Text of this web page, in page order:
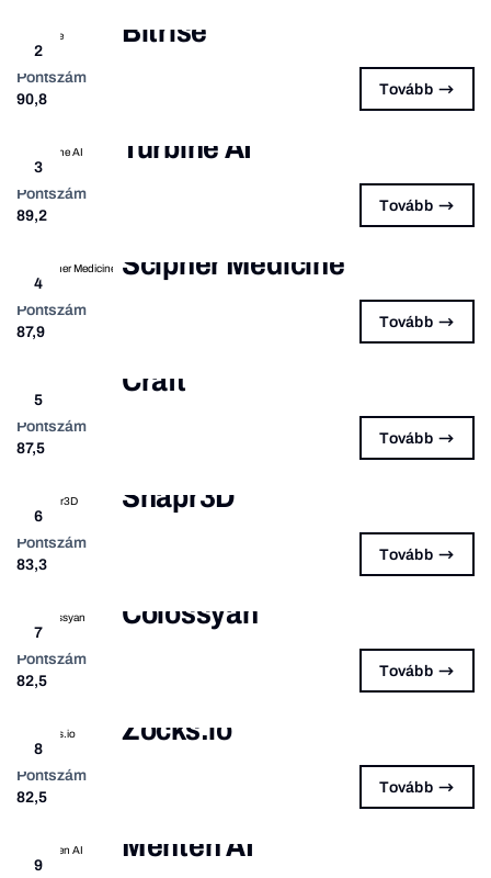
2
Bitrise
Pontszám
90,8
Tovább
3
Turbine AI
Pontszám
89,2
Tovább
4
Scipher Medicine
Pontszám
87,9
Tovább
5
Craft
Pontszám
87,5
Tovább
6
Shapr3D
Pontszám
83,3
Tovább
7
Colossyan
Pontszám
82,5
Tovább
8
Zocks.io
Pontszám
82,5
Tovább
9
Menten AI